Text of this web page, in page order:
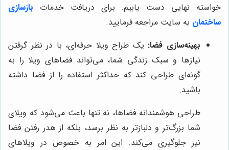
خواسته نهایی دست یابیم. برای دریافت خدمات بازسازی
ساختمان به سایت مراجعه فرمایید.
بهینه‌سازی فضا: یک طراح ویلا حرفه‌ای، با در نظر گرفتن
نیازها و سبک زندگی شما، می‌تواند فضاهای ویلا را به
گونه‌ای طراحی کند که حداکثر استفاده را از فضا داشته
باشید.
طراحی هوشمندانه فضاها، نه تنها باعث می‌شود که ویلای
شما بزرگ‌تر و دلبازتر به نظر برسد، بلکه از هدر رفتن فضا
نیز جلوگیری می‌کند. این امر به خصوص در ویلاهای